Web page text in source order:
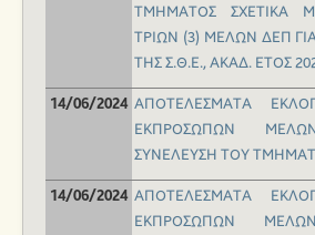
ΤΜΗΜΑΤΟΣ ΣΧΕΤΙΚΑ
ΤΡΙΩΝ (3) ΜΕΛΩΝ ΔΕΠ
ΤΗΣ Σ.Θ.Ε., ΑΚΑΔ. ΕΤΟΣ
14/06/2024 ΑΠΟΤΕΛΕΣΜΑΤΑ
ΕΚΠΡΟΣΩΠΩΝ
ΣΥΝΕΛΕΥΣΗ ΤΟΥ
14/06/2024 ΑΠΟΤΕΛΕΣΜΑΤΑ
ΕΚΠΡΟΣΩΠΩΝ